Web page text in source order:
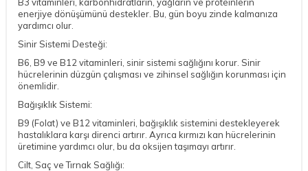
enerjiye dönüşümünü destekler. Bu, gün boyu zinde kalmanıza
yardımcı olur.
Sinir Sistemi Desteği:
B6, B9 ve B12 vitaminleri, sinir sistemi sağlığını korur. Sinir
hücrelerinin düzgün çalışması ve zihinsel sağlığın korunması için
önemlidir.
Bağışıklık Sistemi:
B9 (Folat) ve B12 vitaminleri, bağışıklık sistemini destekleyerek
hastalıklara karşı direnci artırır. Ayrıca kırmızı kan hücrelerinin
üretimine yardımcı olur, bu da oksijen taşımayı artırır.
Cilt, Saç ve Tırnak Sağlığı: